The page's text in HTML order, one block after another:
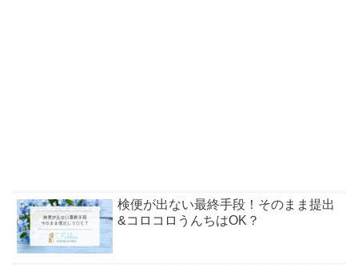
検便が出ない最終手段！そのまま提出
&コロコロうんちはOK？